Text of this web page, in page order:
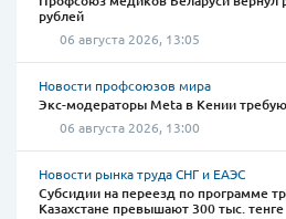
рублей
06 августа 2026, 13:05
Новости профсоюзов мира
Экс-модераторы Meta в Кении
06 августа 2026, 13:00
Новости рынка труда СНГ и ЕАЭС
Субсидии на переезд по программе
Казахстане превышают 300 тыс. тенге